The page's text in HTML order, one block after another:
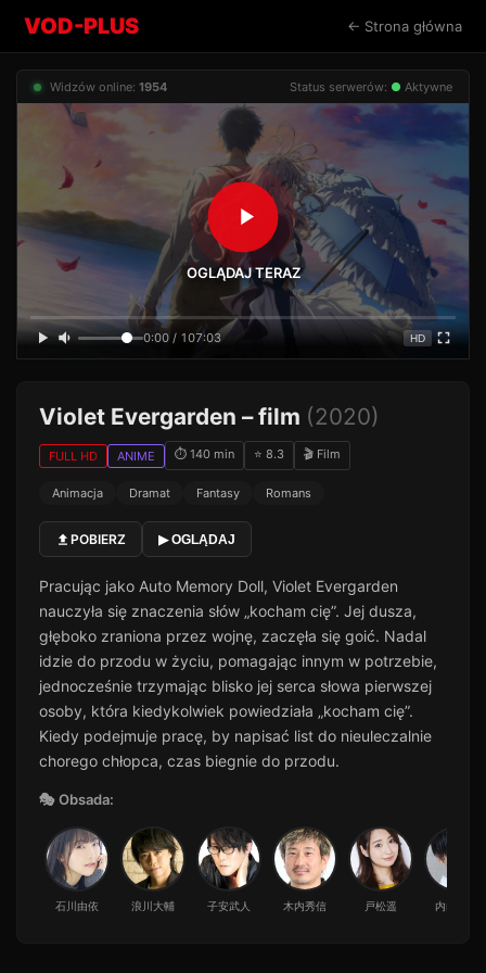
VOD-PLUS ← Strona główna
Widzów online: 1954 Status serwerów: ● Aktywne
OGLĄDAJ TERAZ
0:00 / 107:03 HD
Violet Evergarden – film (2020)
FULL HD ANIME ⏱ 140 min ⭐ 8.3 🎬 Film
Animacja Dramat Fantasy Romans
POBIERZ ▶ OGLĄDAJ
Pracując jako Auto Memory Doll, Violet Evergarden
nauczyła się znaczenia słów „kocham cię”. Jej dusza,
głęboko zraniona przez wojnę, zaczęła się goić. Nadal
idzie do przodu w życiu, pomagając innym w potrzebie,
jednocześnie trzymając blisko jej serca słowa pierwszej
osoby, która kiedykolwiek powiedziała „kocham cię”.
Kiedy podejmuje pracę, by napisać list do nieuleczalnie
chorego chłopca, czas biegnie do przodu.
🎭 Obsada:
石川由依 浪川大輔 子安武人 木内秀信 戸松遥 内山昂輝